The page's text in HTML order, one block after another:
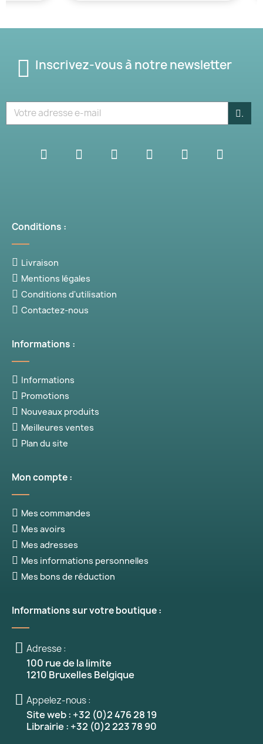
Inscrivez-vous à notre newsletter
.
Conditions :
Livraison
Mentions légales
Conditions d'utilisation
Contactez-nous
Informations :
Informations
Promotions
Nouveaux produits
Meilleures ventes
Plan du site
Mon compte :
Mes commandes
Mes avoirs
Mes adresses
Mes informations personnelles
Mes bons de réduction
Informations sur votre boutique :
Adresse :
100 rue de la limite
1210 Bruxelles Belgique
Appelez-nous :
Site web : +32 (0)2 476 28 19
Librairie : +32 (0)2 223 78 90